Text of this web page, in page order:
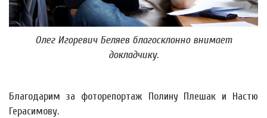
Олег Игоревич Беляев благосклонно внимает
докладчику.
Благодарим за фоторепортаж Полину Плешак и Настю
Герасимову.